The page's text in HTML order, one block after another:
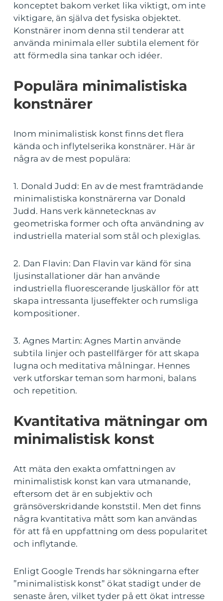
konceptet bakom verket lika viktigt, om inte
viktigare, än själva det fysiska objektet.
Konstnärer inom denna stil tenderar att
använda minimala eller subtila element för
att förmedla sina tankar och idéer.
Populära minimalistiska
konstnärer
Inom minimalistisk konst finns det flera
kända och inflytelserika konstnärer. Här är
några av de mest populära:
1. Donald Judd: En av de mest framträdande
minimalistiska konstnärerna var Donald
Judd. Hans verk kännetecknas av
geometriska former och ofta användning av
industriella material som stål och plexiglas.
2. Dan Flavin: Dan Flavin var känd för sina
ljusinstallationer där han använde
industriella fluorescerande ljuskällor för att
skapa intressanta ljuseffekter och rumsliga
kompositioner.
3. Agnes Martin: Agnes Martin använde
subtila linjer och pastellfärger för att skapa
lugna och meditativa målningar. Hennes
verk utforskar teman som harmoni, balans
och repetition.
Kvantitativa mätningar om
minimalistisk konst
Att mäta den exakta omfattningen av
minimalistisk konst kan vara utmanande,
eftersom det är en subjektiv och
gränsöverskridande konststil. Men det finns
några kvantitativa mått som kan användas
för att få en uppfattning om dess popularitet
och inflytande.
Enligt Google Trends har sökningarna efter
”minimalistisk konst” ökat stadigt under de
senaste åren, vilket tyder på ett ökat intresse